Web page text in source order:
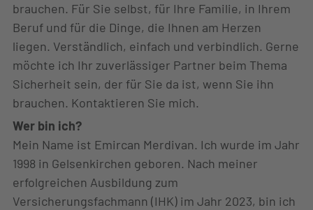
brauchen. Für Sie selbst, für Ihre Familie, in Ihrem
Beruf und für die Dinge, die Ihnen am Herzen
liegen. Verständlich, einfach und verbindlich. Gerne
möchte ich Ihr zuverlässiger Partner beim Thema
Sicherheit sein, der für Sie da ist, wenn Sie ihn
brauchen. Kontaktieren Sie mich.
Wer bin ich?
Mein Name ist Emircan Merdivan. Ich wurde im Jahr
1998 in Gelsenkirchen geboren. Nach meiner
erfolgreichen Ausbildung zum
Versicherungsfachmann (IHK) im Jahr 2023, bin ich